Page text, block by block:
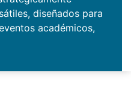
diseñados para
académicos,